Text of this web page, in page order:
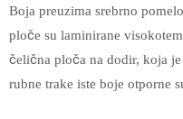
Boja preuzima srebrno
ploče su laminirane
čelična ploča na dodir, koja
rubne trake iste boje otporne